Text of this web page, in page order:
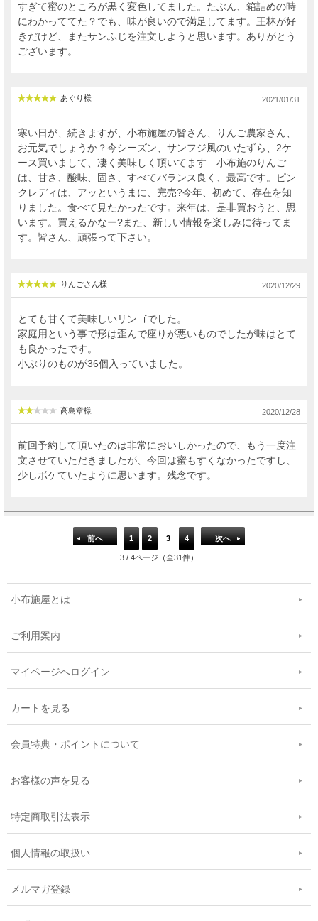
すぎて蜜のところが黒く変色してました。たぶん、箱詰めの時
にわかっててた？でも、味が良いので満足してます。王林が好
きだけど、またサンふじを注文しようと思います。ありがとう
ございます。
あぐり様 2021/01/31
寒い日が、続きますが、小布施屋の皆さん、りんご農家さん、
お元気でしょうか？今シーズン、サンフジ風のいたずら、2ケ
ース買いまして、凄く美味しく頂いてます 小布施のりんご
は、甘さ、酸味、固さ、すべてバランス良く、最高です。ピン
クレディは、アッというまに、完売?今年、初めて、存在を知
りました。食べて見たかったです。来年は、是非買おうと、思
います。買えるかなー?また、新しい情報を楽しみに待ってま
す。皆さん、頑張って下さい。
りんごさん様 2020/12/29
とても甘くて美味しいリンゴでした。
家庭用という事で形は歪んで座りが悪いものでしたが味はとて
も良かったです。
小ぶりのものが36個入っていました。
高島章様 2020/12/28
前回予約して頂いたのは非常においしかったので、もう一度注
文させていただきましたが、今回は蜜もすくなかったですし、
少しボケていたように思います。残念です。
前へ 1 2 3 4 次へ
3 / 4ページ（全31件）
小布施屋とは
ご利用案内
マイページへログイン
カートを見る
会員特典・ポイントについて
お客様の声を見る
特定商取引法表示
個人情報の取扱い
メルマガ登録